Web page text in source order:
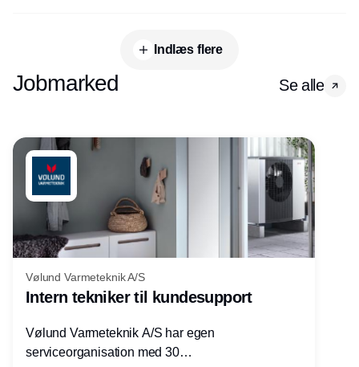
Indlæs flere
Jobmarked Se alle
Vølund Varmeteknik A/S
Intern tekniker til kundesupport
Vølund Varmeteknik A/S har egen
serviceorganisation med 30